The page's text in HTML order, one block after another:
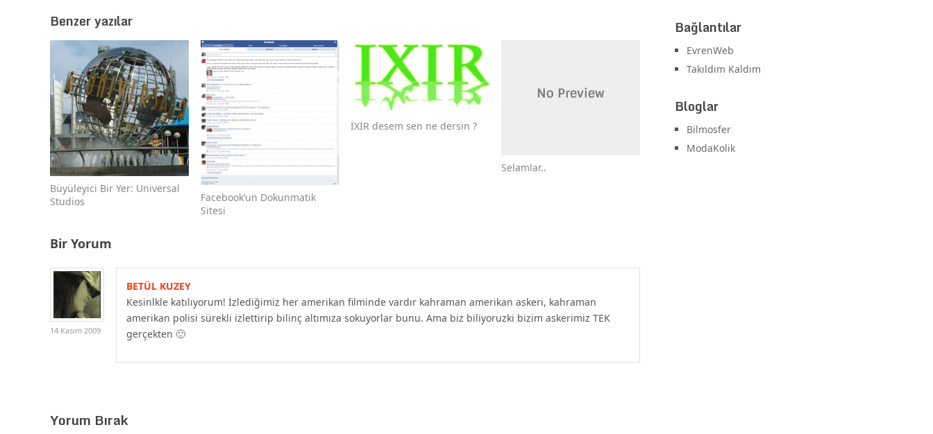
Benzer yazılar
Büyüleyici Bir Yer: Universal
Studios
Facebook’un Dokunmatik
Sitesi
İXİR desem sen ne dersin ?
Selamlar..
Bir Yorum
14 Kasım 2009
BETÜL KUZEY
Kesinlkle katılıyorum! İzlediğimiz her amerikan filminde vardır kahraman amerikan askeri, kahraman
amerikan polisi sürekli izlettirip bilinç altımıza sokuyorlar bunu. Ama biz biliyoruzki bizim askerimiz TEK
gerçekten 🙂
Yorum Bırak
Bağlantılar
EvrenWeb
Takıldım Kaldım
Bloglar
Bilmosfer
ModaKolik